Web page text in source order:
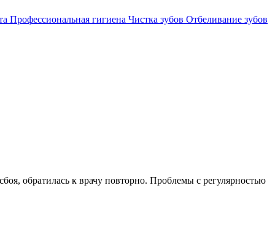
Профессиональная гигиена Чистка зубов Отбеливание зубов
обратилась к врачу повторно. Проблемы с регулярностью